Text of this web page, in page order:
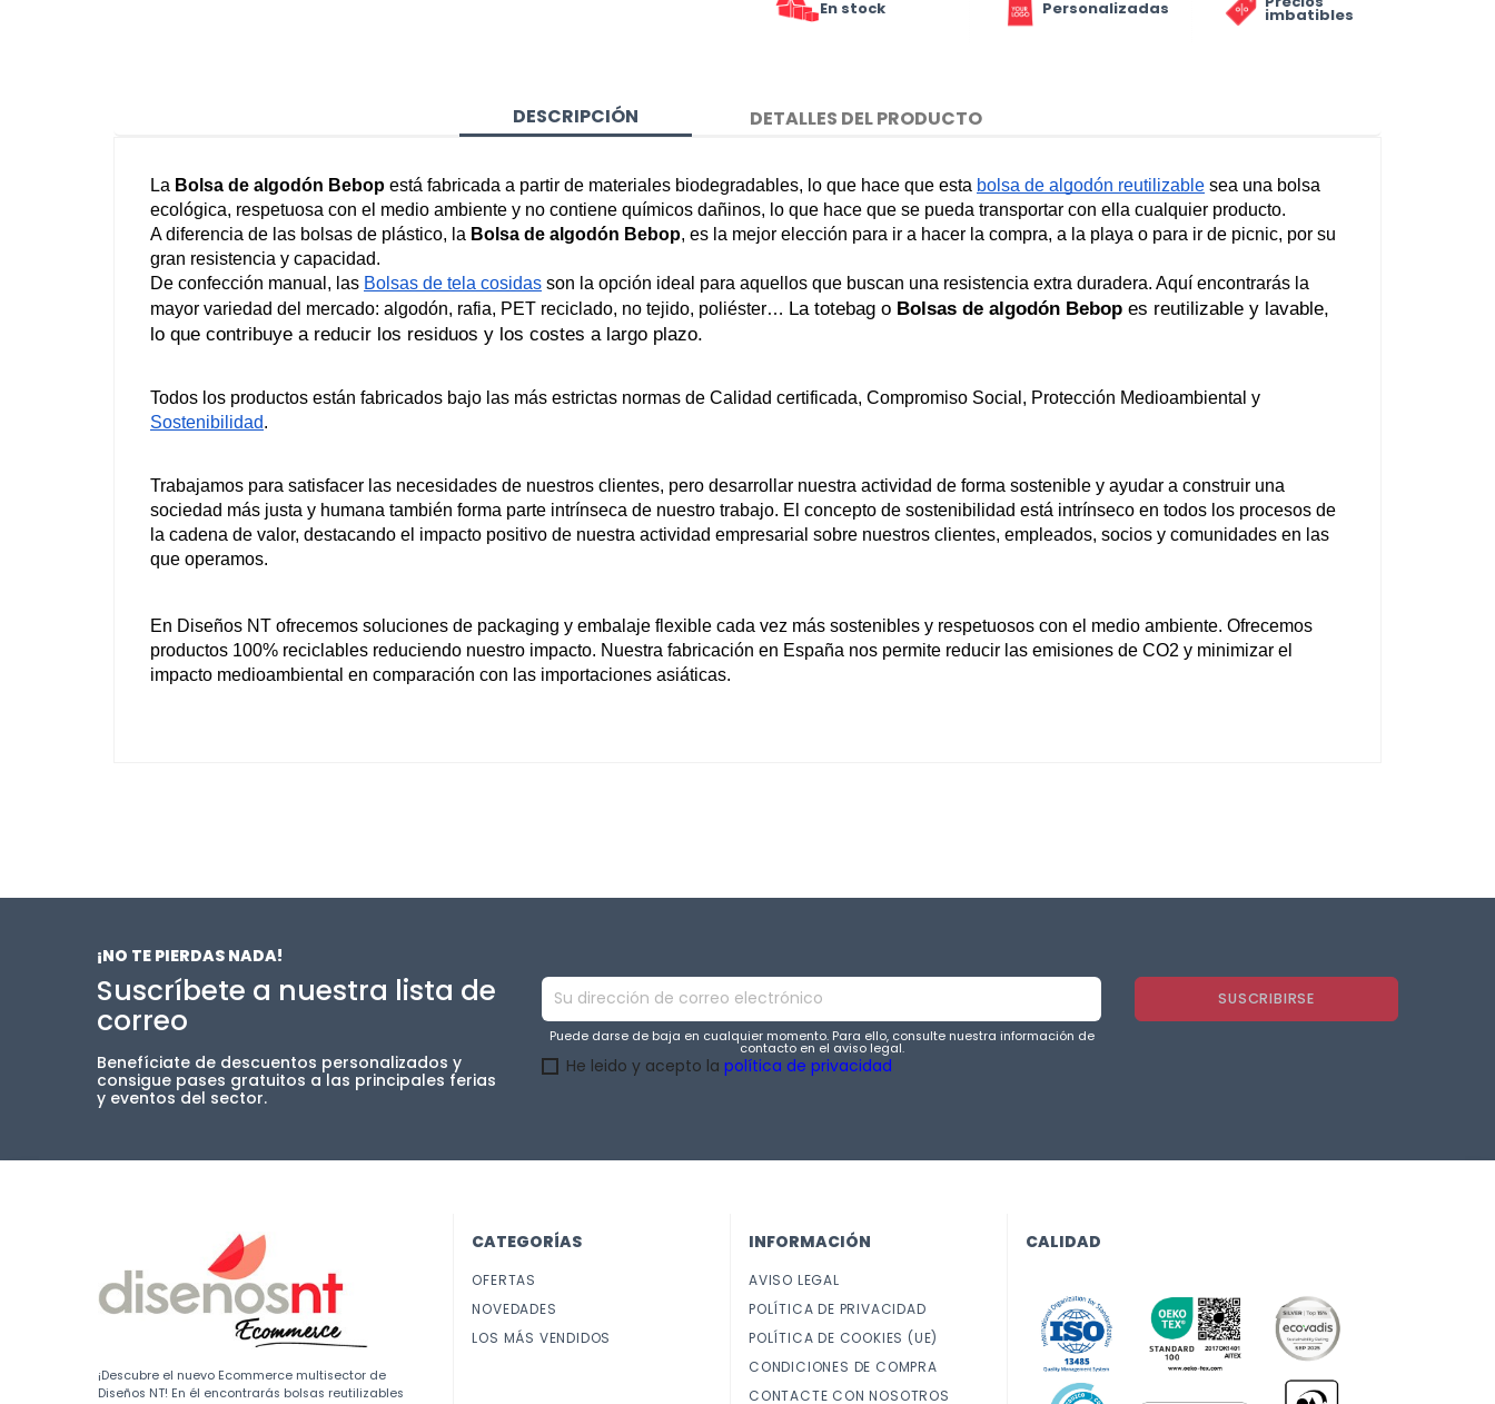
En stock Personalizadas imbatibles
DESCRIPCIÓN DETALLES DEL PRODUCTO
La Bolsa de algodón Bebop está fabricada a partir de materiales biodegradables, lo que hace que esta bolsa de algodón reutilizable sea una bolsa
ecológica, respetuosa con el medio ambiente y no contiene químicos dañinos, lo que hace que se pueda transportar con ella cualquier producto.
A diferencia de las bolsas de plástico, la Bolsa de algodón Bebop, es la mejor elección para ir a hacer la compra, a la playa o para ir de picnic, por su
gran resistencia y capacidad.
De confección manual, las Bolsas de tela cosidas son la opción ideal para aquellos que buscan una resistencia extra duradera. Aquí encontrarás la
mayor variedad del mercado: algodón, rafia, PET reciclado, no tejido, poliéster… La totebag o Bolsas de algodón Bebop es reutilizable y lavable,
lo que contribuye a reducir los residuos y los costes a largo plazo.
Sostenibilidad.
Trabajamos para satisfacer las necesidades de nuestros clientes, pero desarrollar nuestra actividad de forma sostenible y ayudar a construir una
sociedad más justa y humana también forma parte intrínseca de nuestro trabajo. El concepto de sostenibilidad está intrínseco en todos los procesos de
la cadena de valor, destacando el impacto positivo de nuestra actividad empresarial sobre nuestros clientes, empleados, socios y comunidades en las
que operamos.
En Diseños NT ofrecemos soluciones de packaging y embalaje flexible cada vez más sostenibles y respetuosos con el medio ambiente. Ofrecemos
productos 100% reciclables reduciendo nuestro impacto. Nuestra fabricación en España nos permite reducir las emisiones de CO2 y minimizar el
impacto medioambiental en comparación con las importaciones asiáticas.
¡NO TE PIERDAS NADA!
Suscríbete a nuestra lista de
correo
Benefíciate de descuentos personalizados y
consigue pases gratuitos a las principales ferias
y eventos del sector.
Puede darse de baja en cualquier momento. Para ello, consulte nuestra información de
contacto en el aviso legal.
He leido y acepto la política de privacidad
¡Descubre el nuevo Ecommerce multisector de
Diseños NT! En él encontrarás bolsas reutilizables
CATEGORÍAS
OFERTAS
NOVEDADES
LOS MÁS VENDIDOS
INFORMACIÓN
AVISO LEGAL
POLÍTICA DE PRIVACIDAD
POLÍTICA DE COOKIES (UE)
CONDICIONES DE COMPRA
CONTACTE CON NOSOTROS
CALIDAD